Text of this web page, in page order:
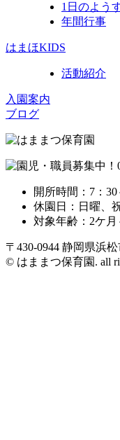
1日のよう
年間行事
はまほKIDS
活動紹介
入園案内
ブログ
開所時間：7：30
休園日：日曜、
対象年齢：2ケ
〒430-0944 静岡県浜
© はままつ保育園. all